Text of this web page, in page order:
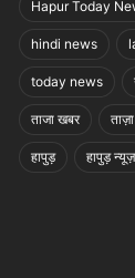
Hapur Today
hindi news
today news
ताजा खबर
हापुड़ हापुड़ न्यूज़